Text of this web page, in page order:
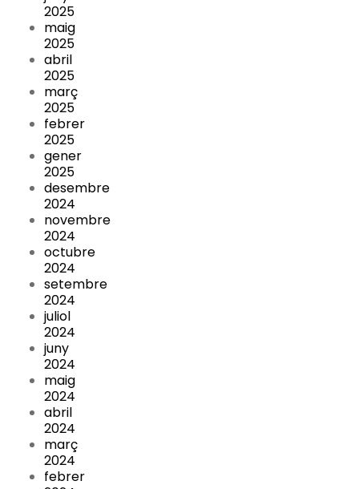
2025
maig
2025
abril
2025
març
2025
febrer
2025
gener
2025
desembre
2024
novembre
2024
octubre
2024
setembre
2024
juliol
2024
juny
2024
maig
2024
abril
2024
març
2024
febrer